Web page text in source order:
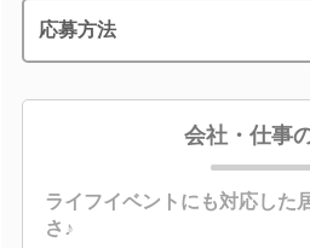
応募方法
会社・仕事
ライフイベントにも対応した
さ♪